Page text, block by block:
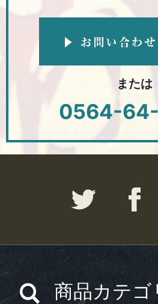
または
0564-
商品カテ